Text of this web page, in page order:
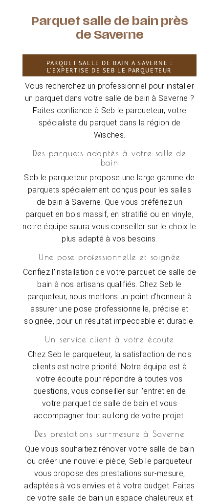
Parquet salle de bain près
de Saverne
PARQUET SALLE DE BAIN À SAVERNE :
L'EXPERTISE DE SEB LE PARQUETEUR
Vous recherchez un professionnel pour installer
un parquet dans votre salle de bain à Saverne ?
Faites confiance à Seb le parqueteur, votre
spécialiste du parquet dans la région de
Wisches.
Des parquets adaptés à votre salle de
bain
Seb le parqueteur propose une large gamme de
parquets spécialement conçus pour les salles
de bain à Saverne. Que vous préfériez un
parquet en bois massif, en stratifié ou en vinyle,
notre équipe saura vous conseiller sur le choix le
plus adapté à vos besoins.
Une pose professionnelle et soignée
Confiez l'installation de votre parquet de salle de
bain à nos artisans qualifiés. Chez Seb le
parqueteur, nous mettons un point d'honneur à
assurer une pose professionnelle, précise et
soignée, pour un résultat impeccable et durable.
Un service client à votre écoute
Chez Seb le parqueteur, la satisfaction de nos
clients est notre priorité. Notre équipe est à
votre écoute pour répondre à toutes vos
questions, vous conseiller sur l'entretien de
votre parquet de salle de bain et vous
accompagner tout au long de votre projet.
Des prestations sur-mesure à Saverne
Que vous souhaitiez rénover votre salle de bain
ou créer une nouvelle pièce, Seb le parqueteur
vous propose des prestations sur-mesure,
adaptées à vos envies et à votre budget. Faites
de votre salle de bain un espace chaleureux et